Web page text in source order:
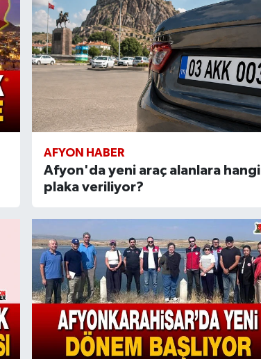
AFYON HABER
Afyon'da yeni araç alanlara hangi
plaka veriliyor?